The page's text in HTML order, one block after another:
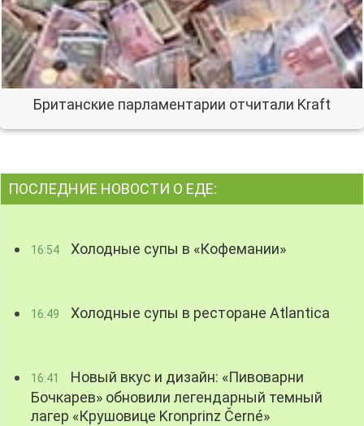
Британские парламентарии отчитали Kraft
ПОСЛЕДНИЕ НОВОСТИ О ЕДЕ:
16:54 Холодные супы в «Кофемании»
16:49 Холодные супы в ресторане Atlantica
16:41
Новый вкус и дизайн: «Пивоварни
Бочкарев» обновили легендарный темный
лагер «Крушовице Kronprinz Černé»